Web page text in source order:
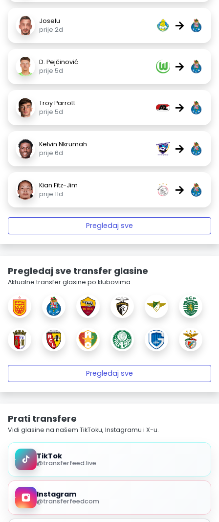
Joselu
prije 2d
→
D. Pejčinović
prije 5d
→
Troy Parrott
prije 5d
→
Kelvin Nkrumah
prije 6d
→
Kian Fitz-Jim
prije 11d
→
Pregledaj sve
Pregledaj sve transfer glasine
Aktualne transfer glasine po klubovima.
Pregledaj sve
Prati transfere
Vidi glasine na našem TikToku, Instagramu i X-u.
TikTok
@transferfeed.live
Instagram
@transferfeedcom